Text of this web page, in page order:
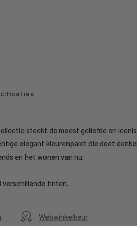
steekt de meest geliefde en
elegant kleurenpalet die doet
en het wonen van nu.
verschillende tinten.
Webwinkelkeur